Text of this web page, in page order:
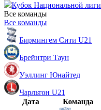
Кубок Национальной лиги
Все команды
Все команды
Бирмингем Сити U21
Брейнтри Таун
Уэллинг Юнайтед
Чарльтон U21
Дата
Команда